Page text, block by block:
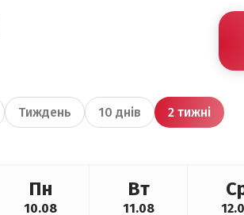
Тиждень 10 днів 2 тижні
Пн
10.08
Вт
11.08